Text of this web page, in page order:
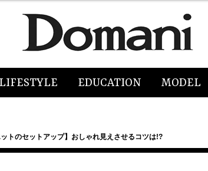
LIFESTYLE EDUCATION MODEL
ットのセットアップ】おしゃれ見えさせるコツは!?